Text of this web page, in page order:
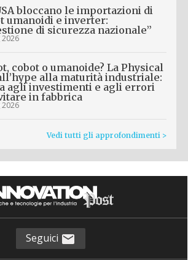
bloccano le importazioni di
umanoidi e inverter:
di sicurezza nazionale”
2026
cobot o umanoide? La Physical
alla maturità industriale:
agli investimenti e agli errori
in fabbrica
2026
Vedi tutti gli approfondimenti >
Seguici